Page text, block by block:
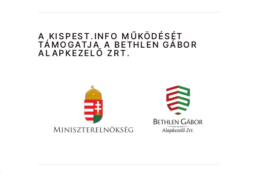
A KISPEST.INFO MŰKÖDÉSÉT
TÁMOGATJA A BETHLEN GÁBOR
ALAPKEZELŐ ZRT.